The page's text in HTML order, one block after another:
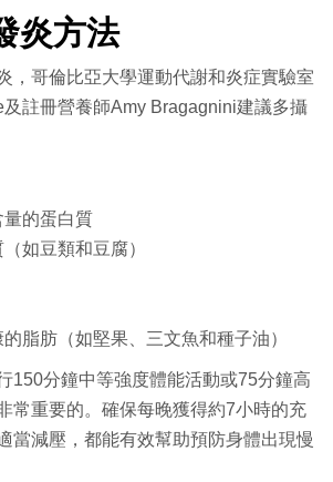
炎方法
，哥倫比亞大學運動代謝和炎症實驗室
註冊營養師Amy Bragagnini建議多攝
的蛋白質
如豆類和豆腐）
脂肪（如堅果、三文魚和種子油）
150分鐘中等強度體能活動或75分鐘高
常重要的。確保每晚獲得約7小時的充
當減壓，都能有效幫助預防身體出現慢